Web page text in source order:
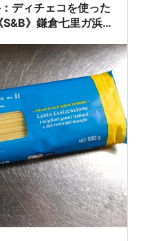
ディチェコを使った
》鎌倉七里ガ浜
の旨みたっぷり絶品
どっちもうまっ！